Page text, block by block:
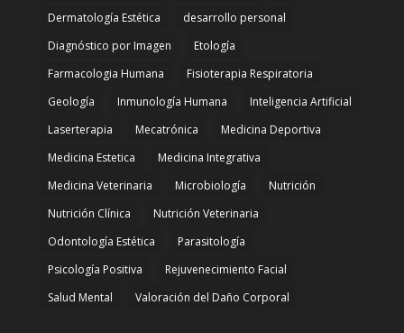
Dermatología Estética
desarrollo personal
Diagnóstico por Imagen
Etología
Farmacologia Humana
Fisioterapia Respiratoria
Geología
Inmunología Humana
Inteligencia Artificial
Laserterapia
Mecatrónica
Medicina Deportiva
Medicina Estetica
Medicina Integrativa
Medicina Veterinaria
Microbiología
Nutrición
Nutrición Clínica
Nutrición Veterinaria
Odontología Estética
Parasitología
Psicología Positiva
Rejuvenecimiento Facial
Salud Mental
Valoración del Daño Corporal